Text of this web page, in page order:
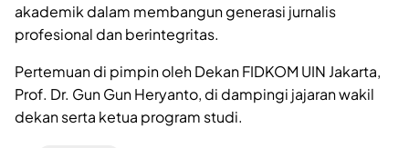
akademik dalam membangun generasi jurnalis
profesional dan berintegritas.
Pertemuan di pimpin oleh Dekan FIDKOM UIN Jakarta,
Prof. Dr. Gun Gun Heryanto, di dampingi jajaran wakil
dekan serta ketua program studi.